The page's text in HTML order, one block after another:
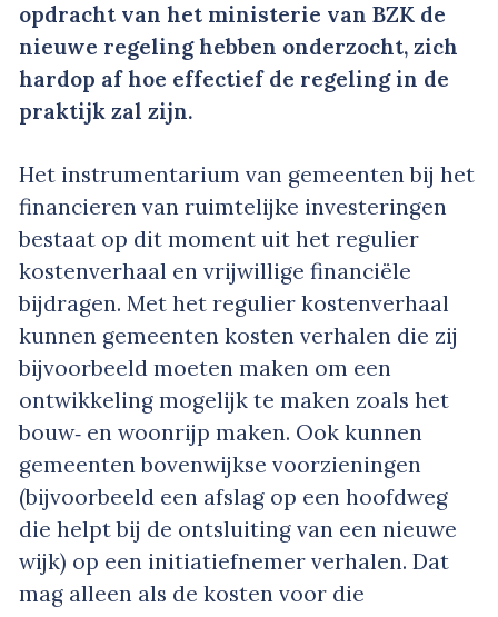
opdracht van het ministerie van BZK de
nieuwe regeling hebben onderzocht, zich
hardop af hoe effectief de regeling in de
praktijk zal zijn.
Het instrumentarium van gemeenten bij het
financieren van ruimtelijke investeringen
bestaat op dit moment uit het regulier
kostenverhaal en vrijwillige financiële
bijdragen. Met het regulier kostenverhaal
kunnen gemeenten kosten verhalen die zij
bijvoorbeeld moeten maken om een
ontwikkeling mogelijk te maken zoals het
bouw‐ en woonrijp maken. Ook kunnen
gemeenten bovenwijkse voorzieningen
(bijvoorbeeld een afslag op een hoofdweg
die helpt bij de ontsluiting van een nieuwe
wijk) op een initiatiefnemer verhalen. Dat
mag alleen als de kosten voor die